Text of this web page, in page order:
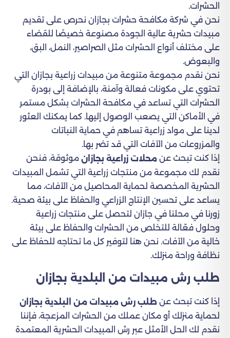
الحشرات.
نحن في شركة مكافحة حشرات بجازان نحرص على تقديم
مبيدات حشرية عالية الجودة مصنوعة خصيصًا للقضاء
على مختلف أنواع الحشرات مثل الصراصير، النمل، البق،
والبعوض.
نحن نقدم مجموعة متنوعة من مبيدات زراعية بجازان التي
تحتوي على مكونات فعالة وآمنة، بالإضافة إلى بودرة
الحشرات التي تساعد في مكافحة الحشرات بشكل مستمر
في الأماكن التي يصعب الوصول إليها. كما يمكنك العثور
لدينا على مواد زراعية تساهم في حماية النباتات
والمزروعات من الآفات التي قد تضر بها.
إذا كنت تبحث عن محلات زراعية بجازان موثوقة، فنحن
نقدم لك مجموعة من منتجات زراعية التي تشمل المبيدات
الحشرية المخصصة لحماية المحاصيل من الآفات، مما
يساعد على تحسين الإنتاج الزراعي والحفاظ على بيئة صحية.
زورنا في محلنا في جازان لتحصل على منتجات زراعية
وحلول فعّالة للتخلص من الحشرات والحفاظ على بيئة
خالية من الآفات. نحن هنا لتوفير كل ما تحتاجه للحفاظ على
نظافة وراحة منزلك.
طلب رش مبيدات من البلدية​ بجازان
إذا كنت تبحث عن طلب رش مبيدات من البلدية بجازان
لحماية منزلك أو مكان عملك من الحشرات المزعجة، فإننا
نقدم لك الحل الأمثل عبر رش المبيدات الحشرية المعتمدة